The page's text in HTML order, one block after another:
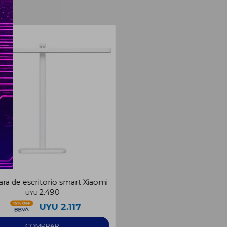
de escritorio smart Xiaomi
UYU 2.490
UYU 2.117